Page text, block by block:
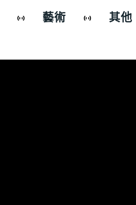
藝術 其他